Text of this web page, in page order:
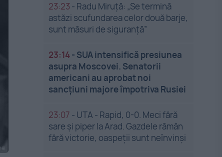
23:23 - Radu Miruță: „Se termină
astăzi scufundarea celor două barje,
sunt măsuri de siguranţă”
23:14- SUA intensifică presiunea
asupra Moscovei. Senatorii
americani au aprobat noi
sancțiuni majore împotriva Rusiei
23:07 - UTA - Rapid, 0-0. Meci fără
sare și piper la Arad. Gazdele rămân
fără victorie, oaspeții sunt neînvinși